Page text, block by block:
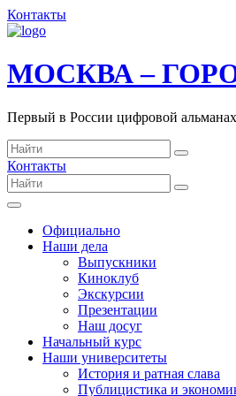
Контакты
МОСКВА –
Первый в России цифровой
Контакты
Официально
Наши дела
Выпускники
Киноклуб
Экскурсии
Презентации
Наш досуг
Начальный курс
Наши университеты
История и ратная слава
Публицистика и